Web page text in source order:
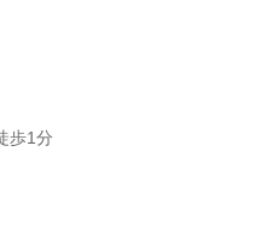
歩1分